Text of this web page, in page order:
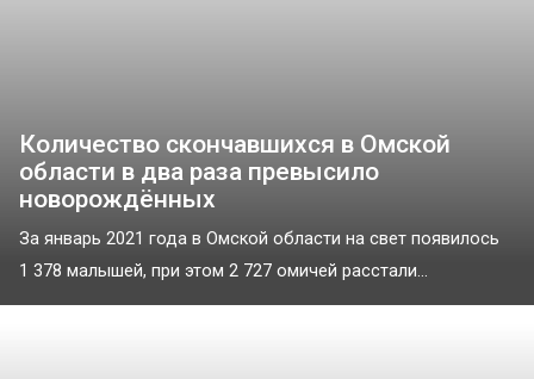
Количество скончавшихся в Омской
области в два раза превысило
новорождённых
За январь 2021 года в Омской области на свет появилось
1 378 малышей, при этом 2 727 омичей расстали...